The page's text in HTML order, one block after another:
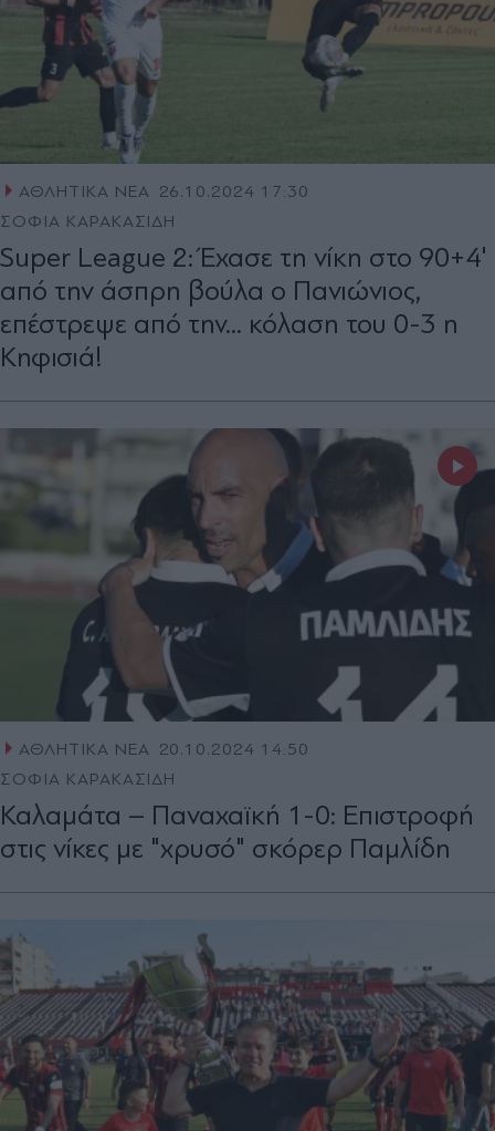
ΑΘΛΗΤΙΚΑ ΝΕΑ 26.10.2024 17:30
ΣΟΦΙΑ ΚΑΡΑΚΑΣΙΔΗ
Super League 2: Έχασε τη νίκη στο 90+4'
από την άσπρη βούλα ο Πανιώνιος,
επέστρεψε από την... κόλαση του 0-3 η
Κηφισιά!
ΑΘΛΗΤΙΚΑ ΝΕΑ 20.10.2024 14:50
ΣΟΦΙΑ ΚΑΡΑΚΑΣΙΔΗ
Καλαμάτα – Παναχαϊκή 1-0: Επιστροφή
στις νίκες με "χρυσό" σκόρερ Παμλίδη